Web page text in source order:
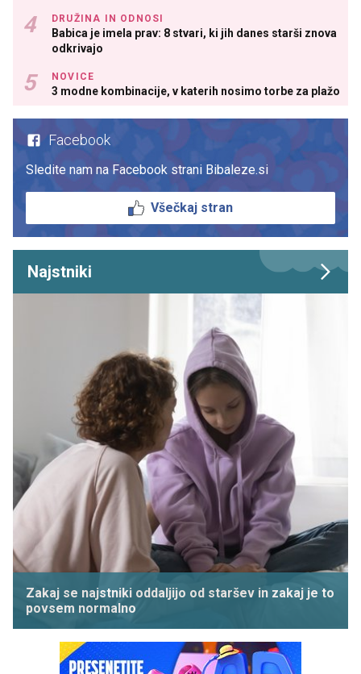
DRUŽINA IN ODNOSI
Babica je imela prav: 8 stvari, ki jih danes starši znova
odkrivajo
NOVICE
3 modne kombinacije, v katerih nosimo torbe za plažo
Facebook
Sledite nam na Facebook strani Bibaleze.si
Všečkaj stran
Najstniki
Zakaj se najstniki oddaljijo od staršev in zakaj je to
povsem normalno